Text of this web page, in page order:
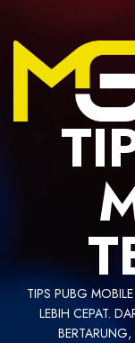
content
TIPS PUBG
LEBIH CEPAT.